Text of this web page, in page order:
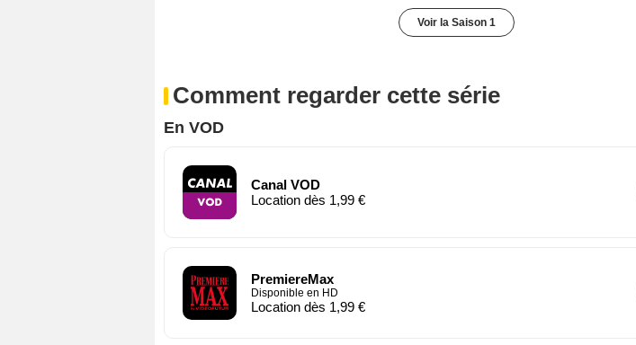
Voir la Saison 1
Comment regarder cette série
En VOD
Canal VOD
Location dès 1,99 €
PremiereMax
Disponible en HD
Location dès 1,99 €